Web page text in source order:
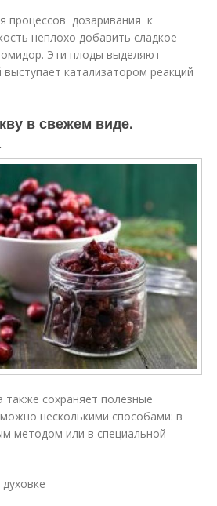
процессов дозаривания к
неплохо добавить сладкое
Эти плоды выделяют
выступает катализатором реакций
в свежем виде.
также сохраняет полезные
несколькими способами: в
методом или в специальной